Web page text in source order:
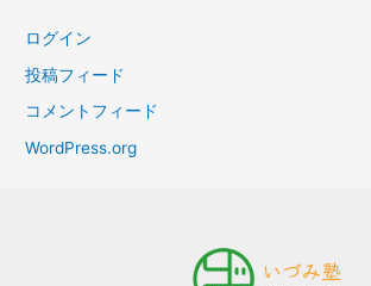
ログイン
投稿フィード
コメントフィード
WordPress.org